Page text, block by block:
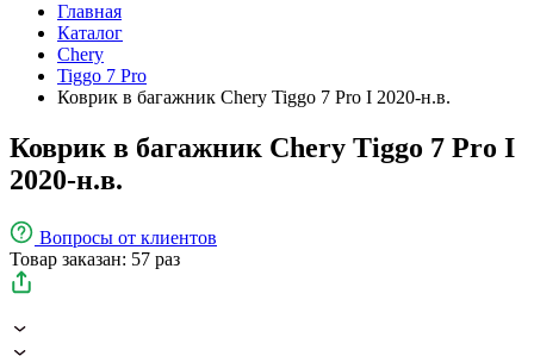
Главная
Каталог
Chery
Tiggo 7 Pro
Коврик в багажник Chery Tiggo 7 Pro I 2020-н.в.
Коврик в багажник Chery Tiggo 7 Pro I
2020-н.в.
Вопросы от клиентов
Товар заказан: 57 раз